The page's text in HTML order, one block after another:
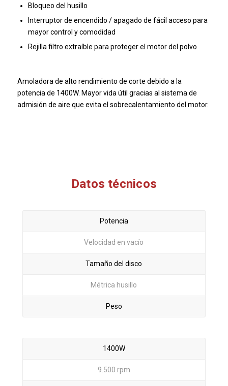
Bloqueo del husillo
Interruptor de encendido / apagado de fácil acceso para
mayor control y comodidad
Rejilla filtro extraíble para proteger el motor del polvo
Amoladora de alto rendimiento de corte debido a la
potencia de 1400W. Mayor vida útil gracias al sistema de
admisión de aire que evita el sobrecalentamiento del motor.
Datos técnicos
Potencia
Velocidad en vacío
Tamaño del disco
Métrica husillo
Peso
1400W
9.500 rpm